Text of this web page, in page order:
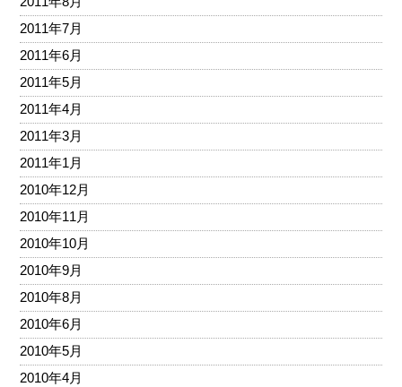
2011年7月
2011年6月
2011年5月
2011年4月
2011年3月
2011年1月
2010年12月
2010年11月
2010年10月
2010年9月
2010年8月
2010年6月
2010年5月
2010年4月